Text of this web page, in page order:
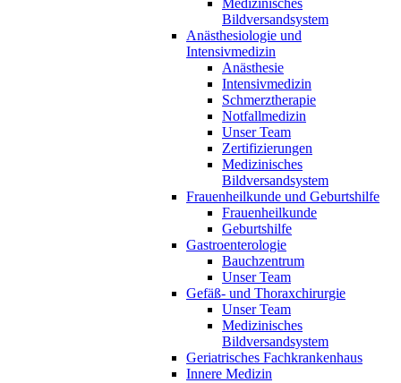
Bildversandsystem
Anästhesiologie und
Intensivmedizin
Anästhesie
Intensivmedizin
Schmerztherapie
Notfallmedizin
Unser Team
Zertifizierungen
Medizinisches
Bildversandsystem
Frauenheilkunde und Geburtshilfe
Frauenheilkunde
Geburtshilfe
Gastroenterologie
Bauchzentrum
Unser Team
Gefäß- und Thoraxchirurgie
Unser Team
Medizinisches
Bildversandsystem
Geriatrisches Fachkrankenhaus
Innere Medizin